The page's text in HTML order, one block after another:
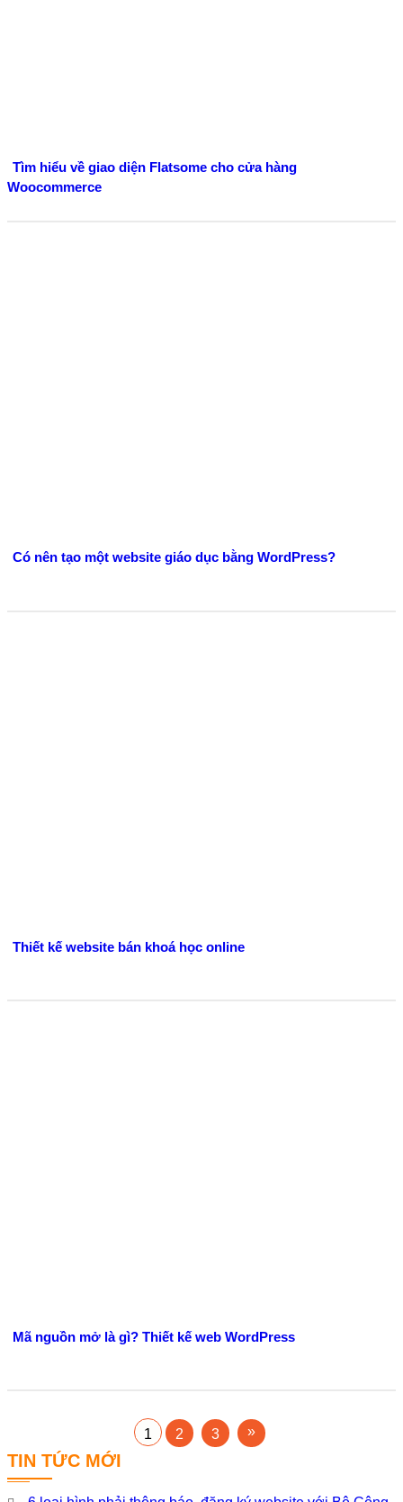
TIN TỨC MỚI
Tìm hiểu về giao diện Flatsome cho cửa hàng
Woocommerce
Có nên tạo một website giáo dục bằng WordPress?
Thiết kế website bán khoá học online
Mã nguồn mở là gì? Thiết kế web WordPress
1 2 3